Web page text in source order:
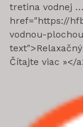
tretina vodnej
href="https://
vodnou-
Čítajte viac »</